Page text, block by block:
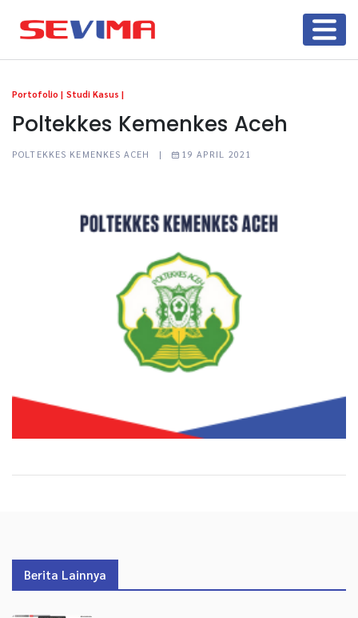
Portofolio | Studi Kasus |
Poltekkes Kemenkes Aceh
POLTEKKES KEMENKES ACEH | 19 APRIL 2021
Berita Lainnya